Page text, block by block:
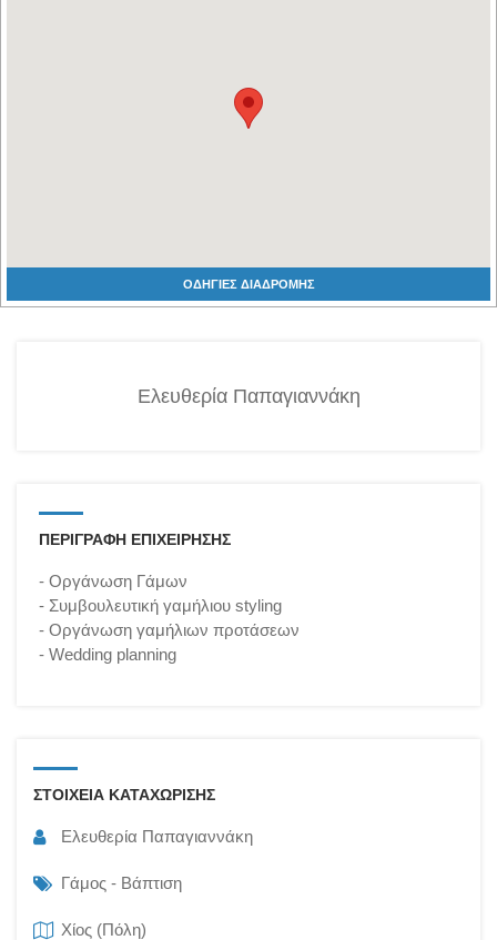
ΟΔΗΓΙΕΣ ΔΙΑΔΡΟΜΗΣ
Ελευθερία Παπαγιαννάκη
ΠΕΡΙΓΡΑΦΗ ΕΠΙΧΕΙΡΗΣΗΣ
- Οργάνωση Γάμων
- Συμβουλευτική γαμήλιου styling
- Οργάνωση γαμήλιων προτάσεων
- Wedding planning
ΣΤΟΙΧΕΙΑ ΚΑΤΑΧΩΡΙΣΗΣ
Ελευθερία Παπαγιαννάκη
Γάμος - Βάπτιση
Χίος (Πόλη)